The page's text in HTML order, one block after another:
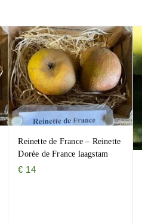
Reinette de France – Reinette
Dorée de France laagstam
€ 14